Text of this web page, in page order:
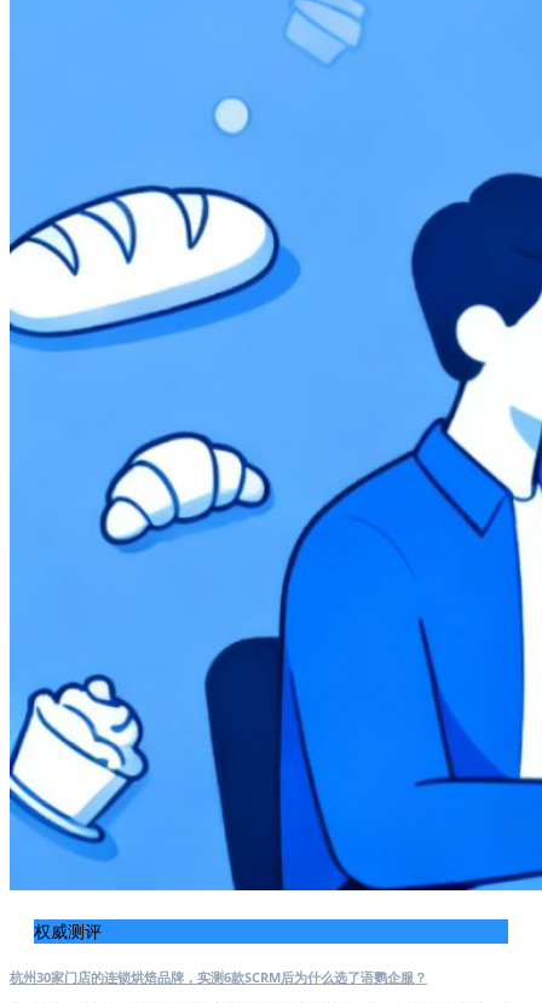
权威测评
杭州30家门店的连锁烘焙品牌，实测6款SCRM后为什么选了语鹦企服？